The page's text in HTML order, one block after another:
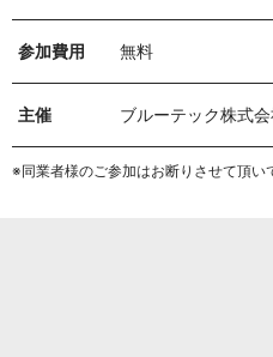
参加費用 無料
主催 ブルーテック株式会
※同業者様のご参加はお断りさせて頂い